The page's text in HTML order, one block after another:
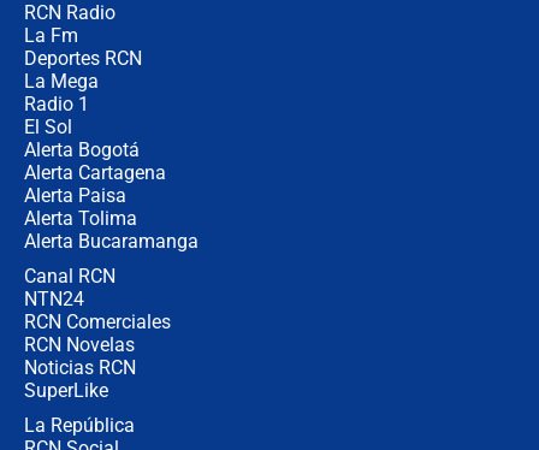
RCN Radio
La Fm
Deportes RCN
La Mega
Radio 1
El Sol
Alerta Bogotá
Alerta Cartagena
Alerta Paisa
Alerta Tolima
Alerta Bucaramanga
Canal RCN
NTN24
RCN Comerciales
RCN Novelas
Noticias RCN
SuperLike
La República